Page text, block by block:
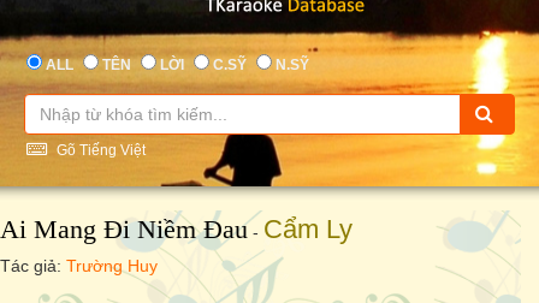
ALL TÊN LỜI C.SỸ N.SỸ
Gõ Tiếng Việt
Ai Mang Đi Niềm Đau - Cẩm Ly
Tác giả: Trường Huy